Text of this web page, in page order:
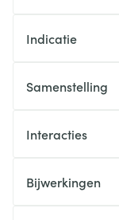
Indicatie
Samenstelling
Interacties
Bijwerkingen